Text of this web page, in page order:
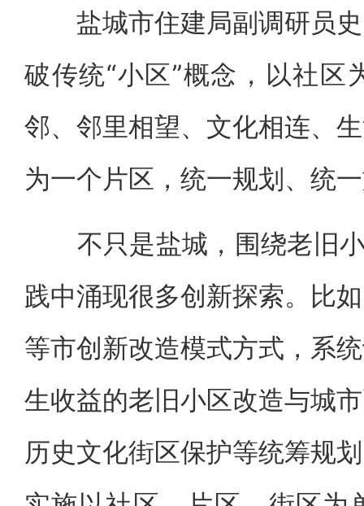
盐城市住建局副调研员史
破传统“小区”概念，以社
邻、邻里相望、文化相连、
为一个片区，统一规划、统
不只是盐城，围绕老旧小
践中涌现很多创新探索。比
等市创新改造模式方式，系
生收益的老旧小区改造与城
历史文化街区保护等统筹规